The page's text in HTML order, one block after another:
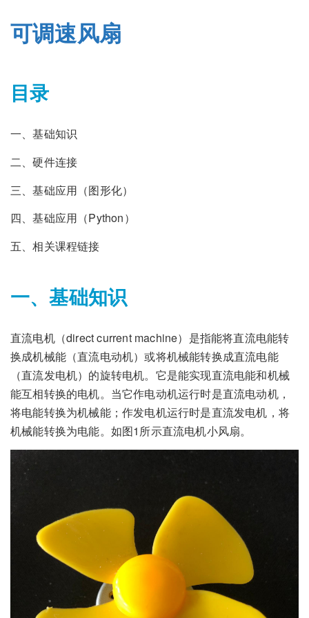
可调速风扇
目录
一、基础知识
二、硬件连接
三、基础应用（图形化）
四、基础应用（Python）
五、相关课程链接
一、基础知识
直流电机（direct current machine）是指能将直流电能转
换成机械能（直流电动机）或将机械能转换成直流电能
（直流发电机）的旋转电机。它是能实现直流电能和机械
能互相转换的电机。当它作电动机运行时是直流电动机，
将电能转换为机械能；作发电机运行时是直流发电机，将
机械能转换为电能。如图1所示直流电机小风扇。